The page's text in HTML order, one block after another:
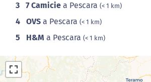
3 7 Camicie a Pescara (< 1 km)
4 OVS a Pescara (< 1 km)
5 H&M a Pescara (< 1 km)